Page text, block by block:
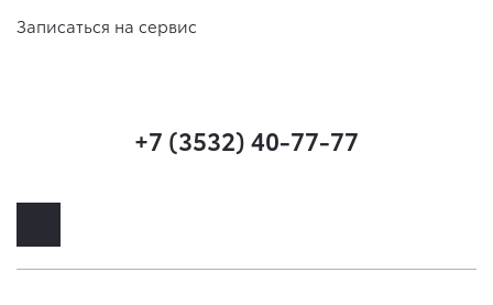
Записаться на сервис
+7 (3532) 40-77-77